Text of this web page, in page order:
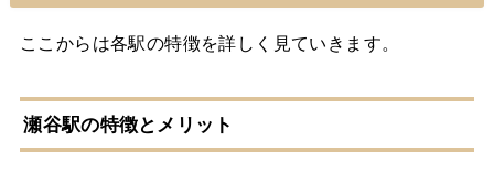
ここからは各駅の特徴を詳しく見ていきます。
瀬谷駅の特徴とメリット